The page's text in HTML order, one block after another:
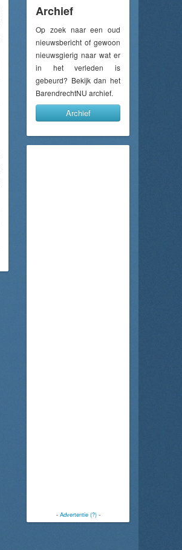
Archief
Op zoek naar een oud
nieuwsbericht of gewoon
nieuwsgierig naar wat er
in het verleden is
gebeurd? Bekijk dan het
BarendrechtNU archief.
Archief
- Advertentie (?)-